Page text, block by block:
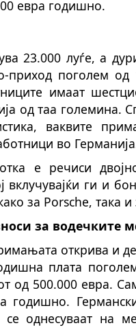
евра годишно.
23.000 луѓе, а
приход поголем
имаат
од таа големина.
ваквите
во
е речиси
вклучувајќи ги и
за Porsche, така
за водечките
открива и
плата
од 500.000 евра.
годишно.
се однесуваат на